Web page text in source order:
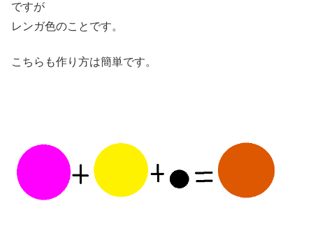
ですが
レンガ色のことです。
こちらも作り方は簡単です。